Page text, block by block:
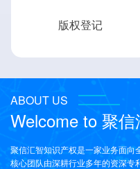
版权登记
ABOUT US
Welcome to 聚
聚信汇智知识产权是一家业务面向
核心团队由深耕行业多年的资深专